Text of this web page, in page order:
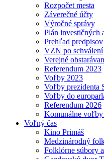
Rozpočet mesta
Záverečné účty
Výročné správy
Plán investičných
Prehľad predpisov
VZN po schválení
Verejné
Referendum 2023
Voľby 2023
Voľby prezidenta
Voľby do
Referendum 2026
Komunálne voľby
Voľný čas
Kino Primáš
Medzinárodný
Folklórne súbory